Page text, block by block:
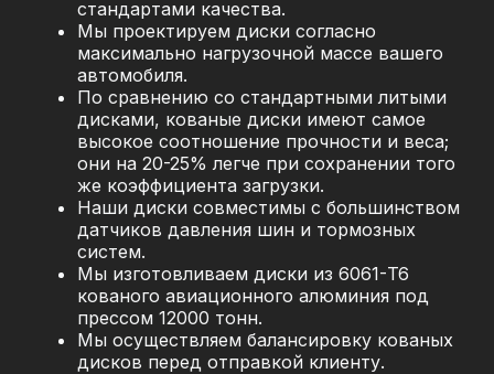
стандартами качества.
Мы проектируем диски согласно
максимально нагрузочной массе вашего
автомобиля.
По сравнению со стандартными литыми
дисками, кованые диски имеют самое
высокое соотношение прочности и веса;
они на 20-25% легче при сохранении того
же коэффициента загрузки.
Наши диски совместимы с большинством
датчиков давления шин и тормозных
систем.
Мы изготовливаем диски из 6061-T6
кованого авиационного алюминия под
прессом 12000 тонн.
Мы осуществляем балансировку кованых
дисков перед отправкой клиенту.